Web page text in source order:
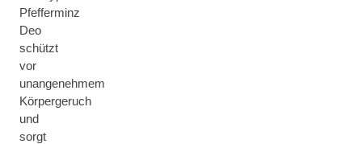
Pfefferminz
Deo
schützt
vor
unangenehmem
Körpergeruch
und
sorgt